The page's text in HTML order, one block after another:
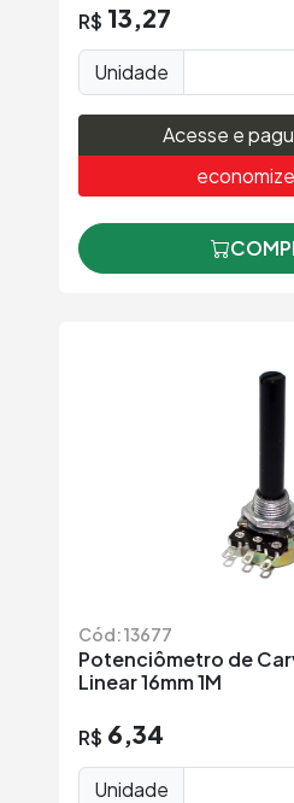
R$ 13,27
Unidade
Acesse e
Cód: 13677
Potenciômetro de
Linear 16mm 1M
R$ 6,34
Unidade